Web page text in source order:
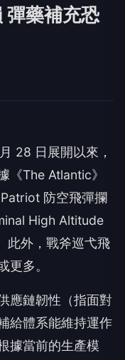
彈藥補充恐
28 日展開以來，
《The Atlantic》
防空飛彈攔
High Altitude
此外，戰斧巡弋飛
更多。
應鏈韌性（指面對
給體系能維持運作
據當前的生產模